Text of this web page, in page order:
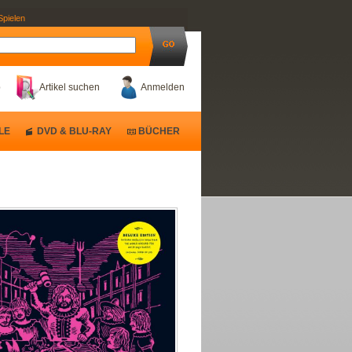
Anmelden
Artikel suchen
DVD & BLU-RAY BÜCHER